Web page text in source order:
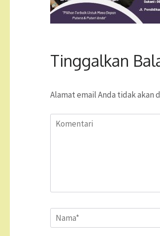
Tinggalkan
Alamat email Anda tidak akan
Komentari
Name*